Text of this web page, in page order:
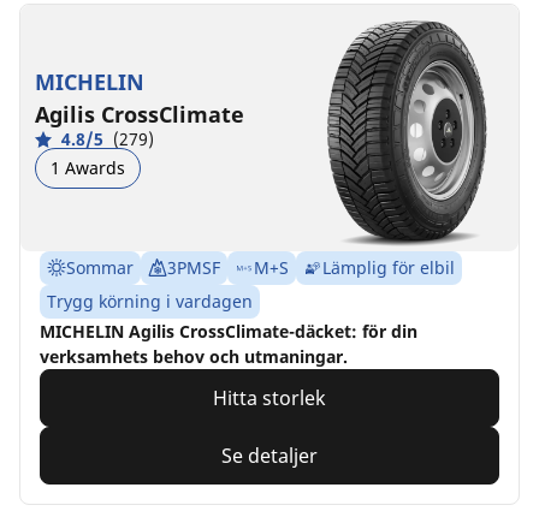
MICHELIN
Agilis CrossClimate
4.8/5 (279)
1 Awards
Sommar 3PMSF M+S
Lämplig för elbil
Trygg körning i vardagen
MICHELIN Agilis CrossClimate-däcket: för din
verksamhets behov och utmaningar.
Hitta storlek
Se detaljer